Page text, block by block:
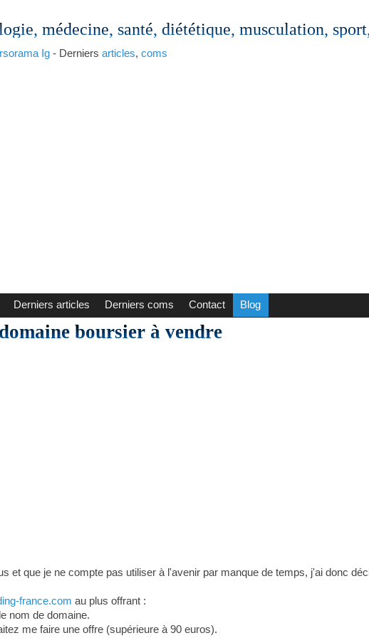
médecine, santé, diététique, musculation,
Ig- Derniers articles, coms
Derniers articles Derniers coms Contact Blog
boursier à vendre
et que je ne compte pas utiliser à l'avenir par manque de temps, j'ai donc
france.com au plus offrant :
nom de domaine.
me faire une offre (supérieure à 90 euros).